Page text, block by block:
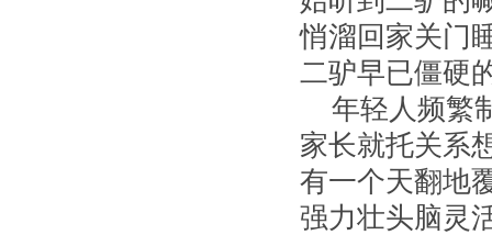
悄溜回家关门
二驴早已僵硬
年轻人频繁
家长就托关系
有一个天翻地
强力壮头脑灵